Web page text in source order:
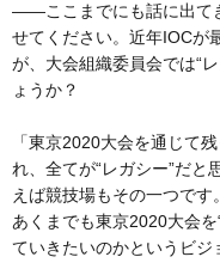
――ここまでにも話に出て
せてください。近年IOCが
が、大会組織委員会では“
ょうか？
「東京2020大会を通じて
れ、全てが“レガシー”だと
えば競技場もその一つです
あくまでも東京2020大会
ていきたいのかというビ